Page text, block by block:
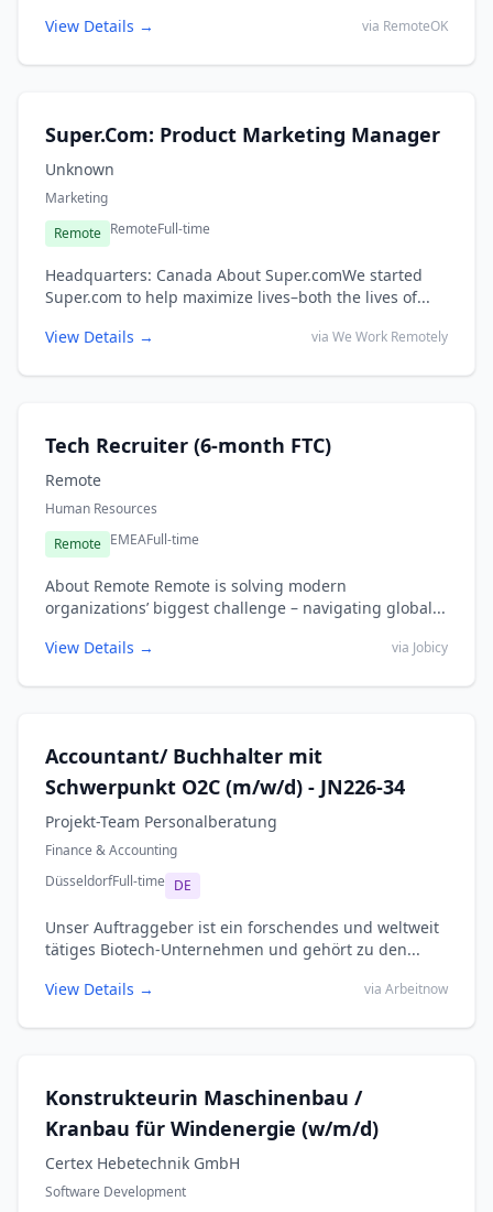
View Details → via RemoteOK
Super.Com: Product Marketing Manager
Unknown
Marketing
Remote RemoteFull-time
Headquarters: Canada About Super.comWe started
Super.com to help maximize lives–both the lives of...
View Details →
via We Work Remotely
Tech Recruiter (6-month FTC)
Remote
Human Resources
Remote EMEAFull-time
About Remote Remote is solving modern
organizations’ biggest challenge – navigating global...
View Details →
via Jobicy
Accountant/ Buchhalter mit
Schwerpunkt O2C (m/w/d) - JN226-34
Projekt-Team Personalberatung
Finance & Accounting
DüsseldorfFull-time DE
Unser Auftraggeber ist ein forschendes und weltweit
tätiges Biotech-Unternehmen und gehört zu den...
View Details →
via Arbeitnow
Konstrukteurin Maschinenbau /
Kranbau für Windenergie (w/m/d)
Certex Hebetechnik GmbH
Software Development